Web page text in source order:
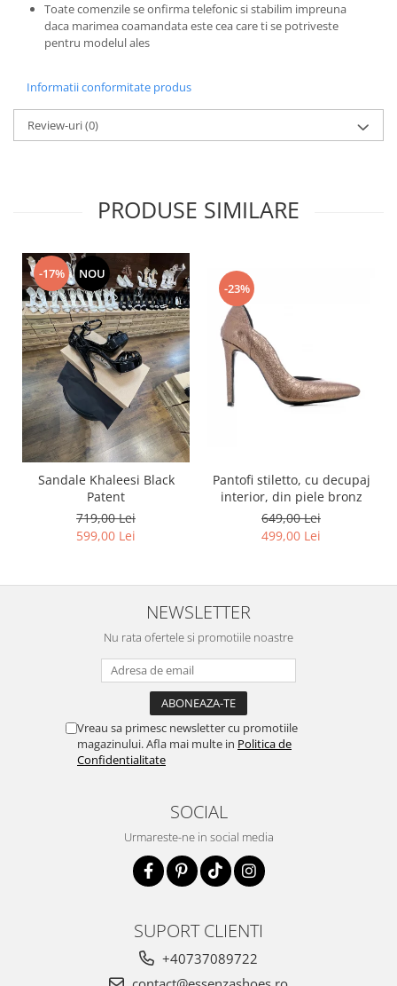
Toate comenzile se onfirma telefonic si stabilim impreuna
daca marimea coamandata este cea care ti se potriveste
pentru modelul ales
Informatii conformitate produs
Review-uri(0)
PRODUSE SIMILARE
-17% NOU
Sandale Khaleesi Black
Patent
719,00 Lei
599,00 Lei
-23%
Pantofi stiletto, cu decupaj
interior, din piele bronz
649,00 Lei
499,00 Lei
NEWSLETTER
Nu rata ofertele si promotiile noastre
Vreau sa primesc newsletter cu promotiile
magazinului. Afla mai multe in Politica de
Confidentialitate
SOCIAL
Urmareste-ne in social media
SUPORT CLIENTI
+40737089722